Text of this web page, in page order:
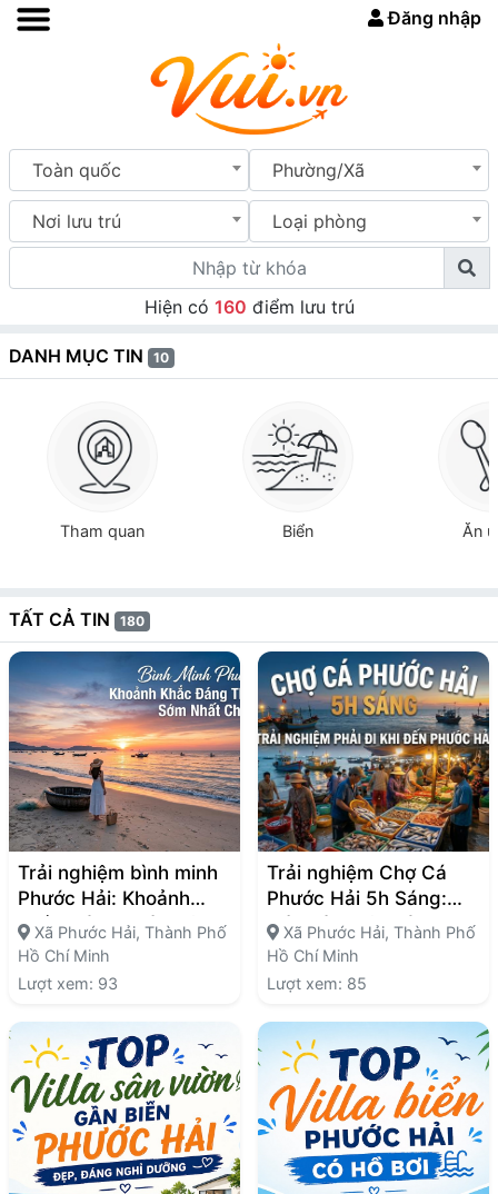
Đăng nhập
Toàn quốc Phường/Xã
Nơi lưu trú Loại phòng
Hiện có 160 điểm lưu trú
DANH MỤC TIN 10
Tham quan Biển Ăn
TẤT CẢ TIN 180
Trải nghiệm bình minh
Phước Hải: Khoảnh
Khắc Đáng Thức Dậy
Sớm Nhất Chuyến Đi
Xã Phước Hải, Thành Phố
Hồ Chí Minh
Lượt xem: 93
Trải nghiệm Chợ Cá
Phước Hải 5h Sáng:
Góc Đời Thật Mà Bạn
Nên Thấy Một Lần
Xã Phước Hải, Thành Phố
Hồ Chí Minh
Lượt xem: 85